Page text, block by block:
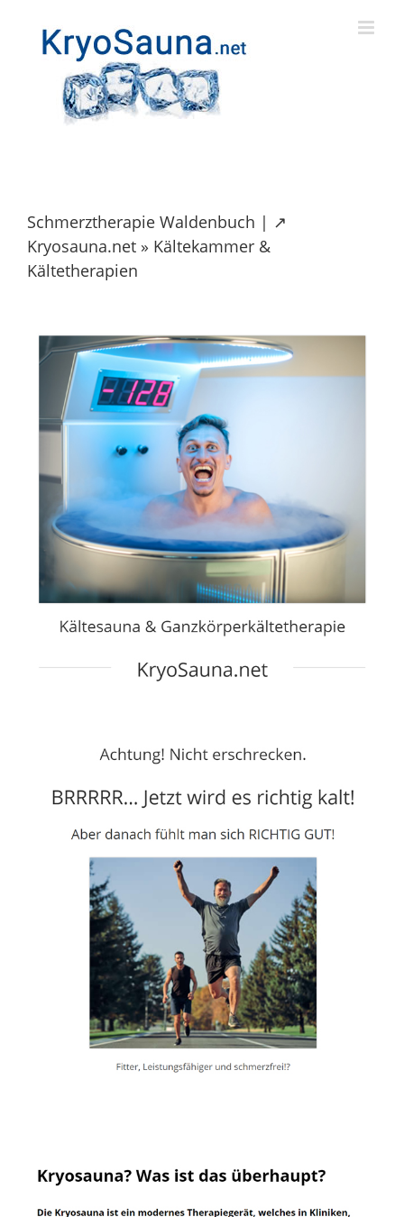
content
Schmerztherapie Waldenbuch | ↗️
Kryosauna.net » Kältekammer &
Kältetherapien